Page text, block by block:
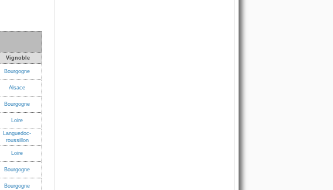
Vignoble
Bourgogne
Alsace
Bourgogne
Loire
Languedoc-
roussillon
Loire
Bourgogne
Bourgogne